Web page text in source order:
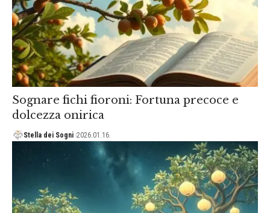
Sognare fichi fioroni: Fortuna precoce e
dolcezza onirica
Stella dei Sogni 2026.01.16.